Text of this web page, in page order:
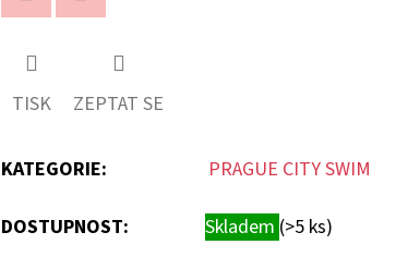
produktu
0,0
5
TISK ZEPTAT SE
KATEGORIE: PRAGUE CITY SWIM
DOSTUPNOST: Skladem (>5 ks)